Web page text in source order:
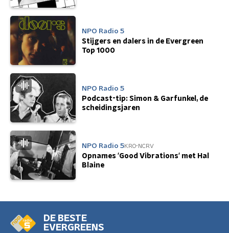
NPO Radio 5
Stijgers en dalers in de Evergreen
Top 1000
NPO Radio 5
Podcast-tip: Simon & Garfunkel, de
scheidingsjaren
NPO Radio 5KRO-NCRV
Opnames 'Good Vibrations' met Hal
Blaine
DE BESTE
EVERGREENS